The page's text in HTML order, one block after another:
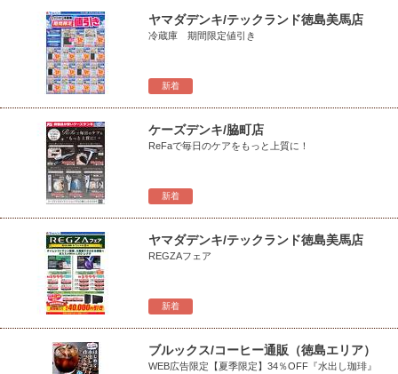
新着
ヤマダデンキ/テックランド徳島美馬店
冷蔵庫 期間限定値引き
新着
ケーズデンキ/脇町店
ReFaで毎日のケアをもっと上質に！
新着
ヤマダデンキ/テックランド徳島美馬店
REGZAフェア
ブルックス/コーヒー通販（徳島エリア）
WEB広告限定【夏季限定】34％OFF『水出し珈琲』